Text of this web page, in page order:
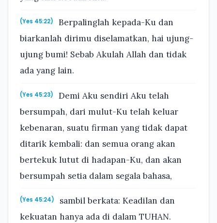
(Yes 45:22)
Berpalinglah kepada-Ku dan
biarkanlah dirimu diselamatkan, hai ujung-
ujung bumi! Sebab Akulah Allah dan tidak
ada yang lain.
(Yes 45:23)
Demi Aku sendiri Aku telah
bersumpah, dari mulut-Ku telah keluar
kebenaran, suatu firman yang tidak dapat
ditarik kembali: dan semua orang akan
bertekuk lutut di hadapan-Ku, dan akan
bersumpah setia dalam segala bahasa,
(Yes 45:24)
sambil berkata: Keadilan dan
kekuatan hanya ada di dalam TUHAN.